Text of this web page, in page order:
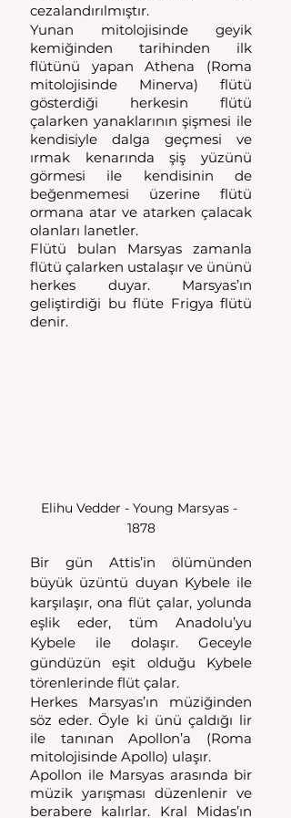
cezalandırılmıştır.
Yunan mitolojisinde geyik
kemiğinden tarihinden ilk
flütünü yapan Athena (Roma
mitolojisinde Minerva) flütü
gösterdiği herkesin flütü
çalarken yanaklarının şişmesi ile
kendisiyle dalga geçmesi ve
ırmak kenarında şiş yüzünü
görmesi ile kendisinin de
beğenmemesi üzerine flütü
ormana atar ve atarken çalacak
olanları lanetler.
Flütü bulan Marsyas zamanla
flütü çalarken ustalaşır ve ününü
herkes duyar. Marsyas’ın
geliştirdiği bu flüte Frigya flütü
denir.
Elihu Vedder - Young Marsyas -
1878
Bir gün Attis’in ölümünden
büyük üzüntü duyan Kybele ile
karşılaşır, ona flüt çalar, yolunda
eşlik eder, tüm Anadolu’yu
Kybele ile dolaşır. Geceyle
gündüzün eşit olduğu Kybele
törenlerinde flüt çalar.
Herkes Marsyas’ın müziğinden
söz eder. Öyle ki ünü çaldığı lir
ile tanınan Apollon’a (Roma
mitolojisinde Apollo) ulaşır.
Apollon ile Marsyas arasında bir
müzik yarışması düzenlenir ve
berabere kalırlar. Kral Midas’ın